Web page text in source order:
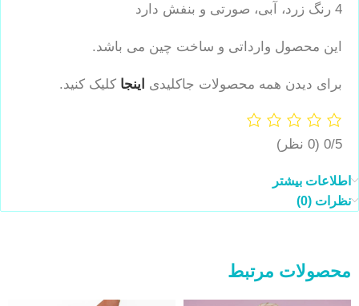
4 رنگ زرد، آبی، صورتی و بنفش دارد
این محصول وارداتی و ساخت چین می باشد.
برای دیدن همه محصولات جاکلیدی اینجا کلیک کنید.
0/5 (0 نظر)
اطلاعات بیشتر
نظرات (0)
محصولات مرتبط